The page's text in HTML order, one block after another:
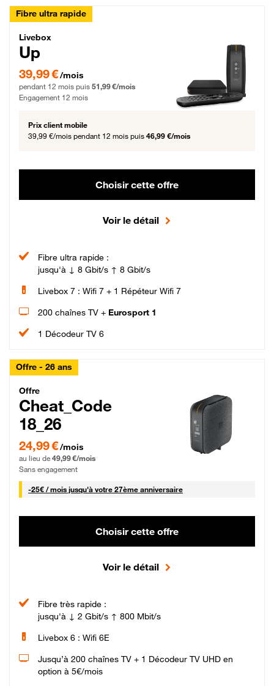
Fibre ultra rapide
Livebox Up Fibre
Livebox
Up
39,99 € par mois pendant 12 mois puis 51,99 € par mois, Engagement 12 mois
39,99 €/mois
pendant 12 mois puis 51,99 €/mois
Engagement 12 mois
Prix client mobile
39,99 €/mois pendant 12 mois puis 46,99 €/mois
Choisir cette offre
Voir le détail
Fibre ultra rapide :
jusqu'à ↓ 8 Gbit/s ↑ 8 Gbit/s
Livebox 7 : Wifi 7 + 1 Répéteur Wifi 7
200 chaînes TV + Eurosport 1
1 Décodeur TV 6
Offre - 26 ans
Cheat_Code Fibre_18_26
Offre
Cheat_Code
18_26
24,99 € par mois pendant 0 mois puis 49,99 € par mois, Sans engagement
24,99 €/mois
au lieu de 49,99 €/mois
Sans engagement
-25€ / mois25 € par mois
jusqu'à votre 27ème anniversaire
Choisir cette offre
Voir le détail
Fibre très rapide :
jusqu'à ↓ 2 Gbit/s ↑ 800 Mbit/s
Livebox 6 : Wifi 6E
Jusqu’à 200 chaînes TV + 1 Décodeur TV UHD en
option à 5€/mois